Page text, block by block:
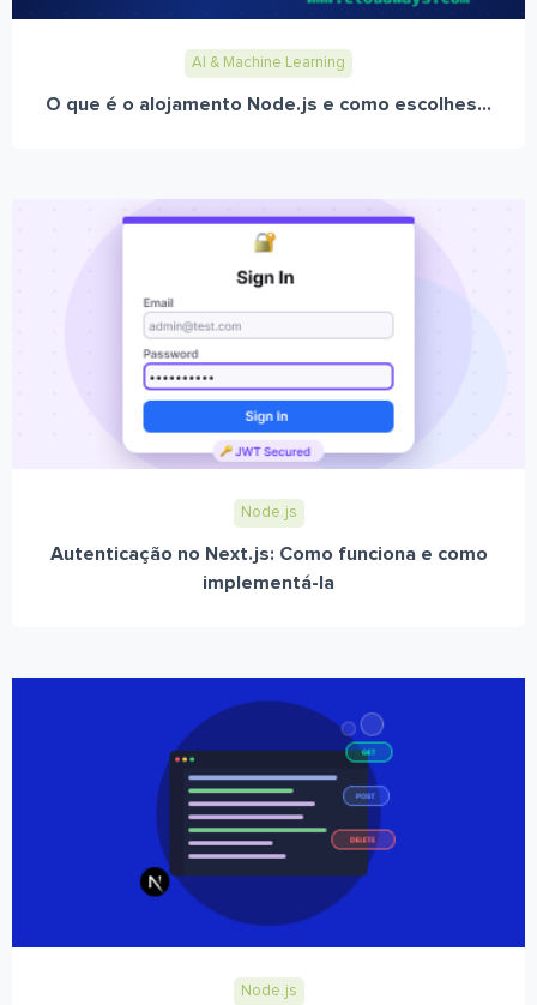
AI & Machine Learning
O que é o alojamento Node.js e como escolhes...
Node.js
Autenticação no Next.js: Como funciona e como
implementá-la
Node.js